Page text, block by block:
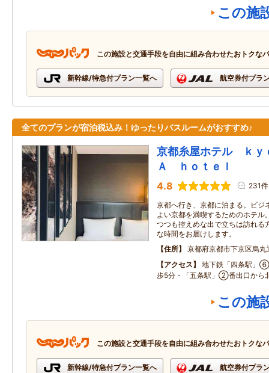
この施
この施設と交通手段を自由に組み合わせたおトクな
新幹線/特急付プラン一覧へ 航空券付プラ
全てのプランが宿泊税込み！ゆったりバスルームがおすすめ♪
京都糸屋ホテル ｋ
Ａ ｈｏｔｅｌ
4.8 231件
京都へ行き、京都に泊まる。ビジ
よい京都を満喫するためのホテル
つつも控えめな出で立ちは訪れる
な時間をお届けします。
住所
京都府京都市下京区烏
アクセス
地下鉄「四条駅」
歩5分・「五条駅」②番出口から
この施
この施設と交通手段を自由に組み合わせたおトクな
新幹線/特急付プラン一覧へ 航空券付プラ